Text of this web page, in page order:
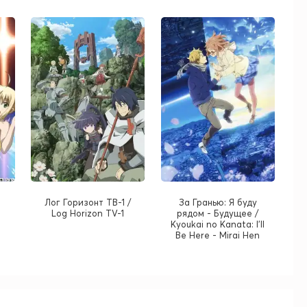
Лог Горизонт ТВ-1 /
Log Horizon TV-1
За Гранью: Я буду
рядом - Будущее /
Kyoukai no Kanata: I'll
Be Here - Mirai Hen